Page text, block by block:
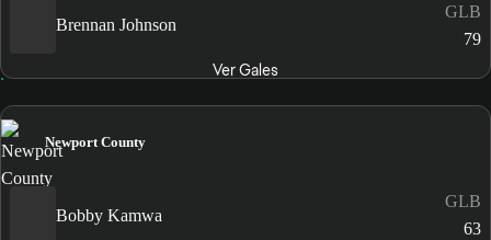
Brennan Johnson
GLB
79
Ver Gales
Newport County
Bobby Kamwa
GLB
63